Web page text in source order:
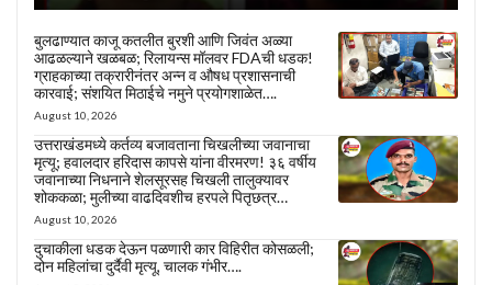
बुलढाण्यात काजू कतलीत बुरशी आणि जिवंत अळ्या
आढळल्याने खळबळ; रिलायन्स मॉलवर FDAची धडक!
ग्राहकाच्या तक्रारीनंतर अन्न व औषध प्रशासनाची
कारवाई; संशयित मिठाईचे नमुने प्रयोगशाळेत….
August 10, 2026
उत्तराखंडमध्ये कर्तव्य बजावताना चिखलीच्या जवानाचा
मृत्यू; हवालदार हरिदास कापसे यांना वीरमरण! ३६ वर्षीय
जवानाच्या निधनाने शेलसूरसह चिखली तालुक्यावर
शोककळा; मुलीच्या वाढदिवशीच हरपले पितृछत्र…
August 10, 2026
दुचाकीला धडक देऊन पळणारी कार विहिरीत कोसळली;
दोन महिलांचा दुर्दैवी मृत्यू, चालक गंभीर….